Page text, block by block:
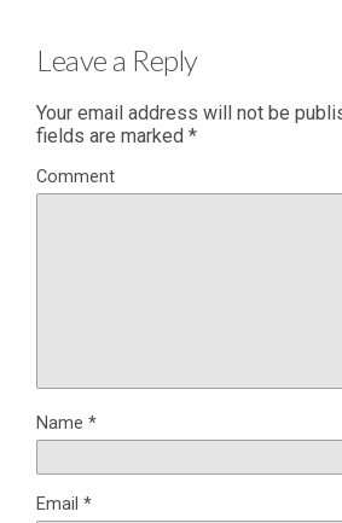
Leave a Reply
Your email address will not be
fields are marked *
Comment
Name *
Email *